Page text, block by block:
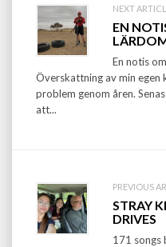
Post
navigation
NEXT
EN
En notis
Överskattning av min
problem genom åren.
att...
PREVIOUS
STRAY
DRIVES
171 songs